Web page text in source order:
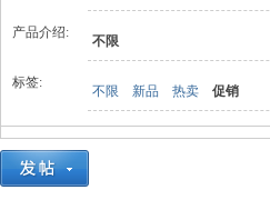
产品介绍:
不限
标签:
不限 新品 热卖 促销